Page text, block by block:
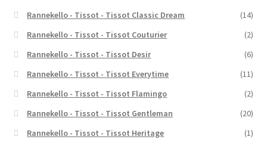
Rannekello - Tissot - Tissot Classic Dream
(14)
Rannekello - Tissot - Tissot Couturier
(2)
Rannekello - Tissot - Tissot Desir
(6)
Rannekello - Tissot - Tissot Everytime
(11)
Rannekello - Tissot - Tissot Flamingo
(2)
Rannekello - Tissot - Tissot Gentleman
(20)
Rannekello - Tissot - Tissot Heritage
(1)